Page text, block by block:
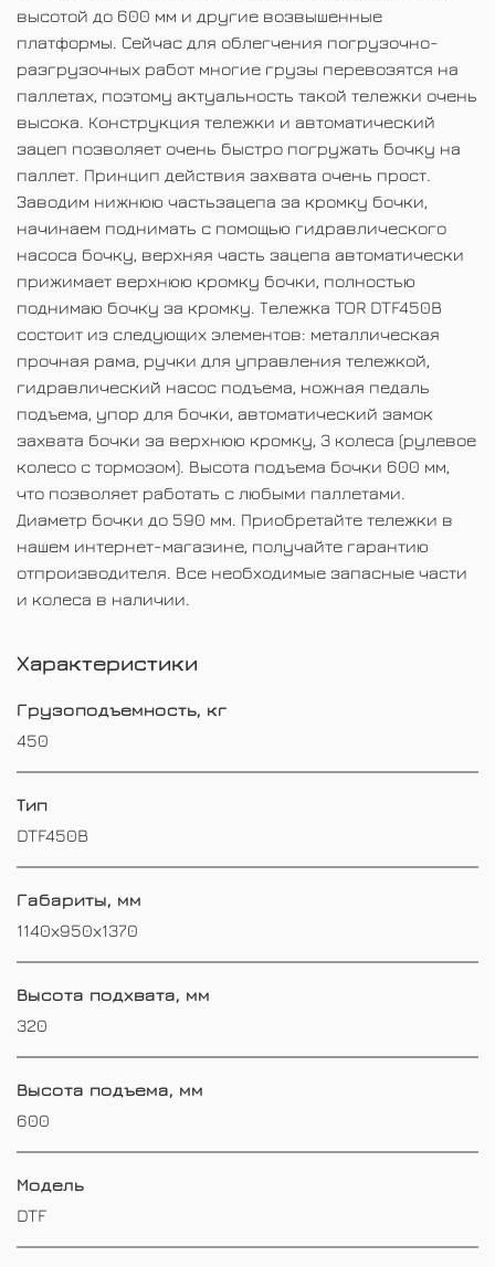
высотой до 600 мм и другие возвышенные
платформы. Сейчас для облегчения погрузочно-
разгрузочных работ многие грузы перевозятся на
паллетах, поэтому актуальность такой тележки очень
высока. Конструкция тележки и автоматический
зацеп позволяет очень быстро погружать бочку на
паллет. Принцип действия захвата очень прост.
Заводим нижнюю частьзацепа за кромку бочки,
начинаем поднимать с помощью гидравлического
насоса бочку, верхняя часть зацепа автоматически
прижимает верхнюю кромку бочки, полностью
поднимаю бочку за кромку. Тележка TOR DTF450B
состоит из следующих элементов: металлическая
прочная рама, ручки для управления тележкой,
гидравлический насос подъема, ножная педаль
подъема, упор для бочки, автоматический замок
захвата бочки за верхнюю кромку, 3 колеса (рулевое
колесо с тормозом). Высота подъема бочки 600 мм,
что позволяет работать с любыми паллетами.
Диаметр бочки до 590 мм. Приобретайте тележки в
нашем интернет-магазине, получайте гарантию
отпроизводителя. Все необходимые запасные части
и колеса в наличии.
Характеристики
Грузоподъемность, кг
450
Тип
DTF450B
Габариты, мм
1140х950х1370
Высота подхвата, мм
320
Высота подъема, мм
600
Модель
DTF